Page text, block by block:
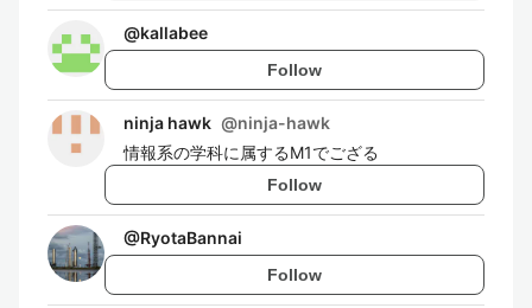
@kallabee
Follow
ninja hawk @ninja-hawk
情報系の学科に属するM1でござる
Follow
@RyotaBannai
Follow